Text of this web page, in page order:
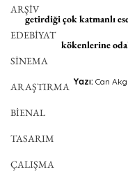
ARŞİV
EDEBİYAT
SİNEMA
ARAŞTIRMA
BİENAL
TASARIM
ÇALIŞMA
getirdiği çok katmanlı
kökenlerine
Yazı: Can